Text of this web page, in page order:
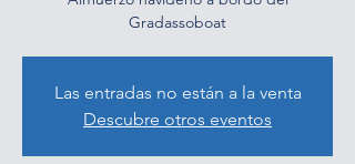
Gradassoboat
Las entradas no están a la venta
Descubre otros eventos